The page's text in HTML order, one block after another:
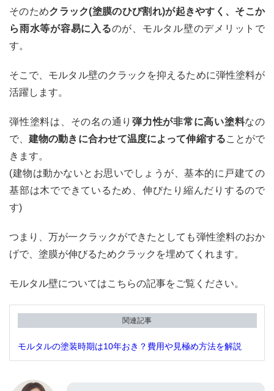
そのためクラック(塗膜のひび割れ)が起きやすく、そこか
ら雨水等が容易に入るのが、モルタル壁のデメリットで
す。
そこで、モルタル壁のクラックを抑えるために弾性塗料が
活躍します。
弾性塗料は、その名の通り 弾力性が非常に高い塗料なの
で、建物の動きに合わせて温度によって伸縮することがで
きます。
(建物は動かないとお思いでしょうが、基本的に戸建ての
基部は木でできているため、伸びたり縮んだりするので
す)
つまり、万が一クラックができたとしても弾性塗料のおか
げで、塗膜が伸びるためクラックを埋めてくれます。
モルタル壁についてはこちらの記事をご覧ください。
関連記事
モルタルの塗装時期は10年おき？費用や見極め方法を解説